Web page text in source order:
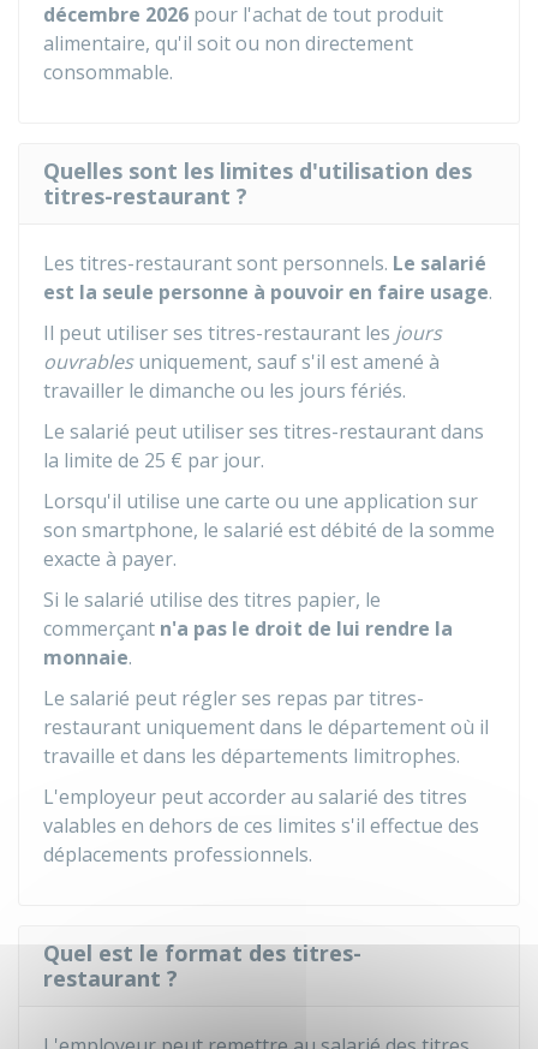
décembre 2026 pour l'achat de tout produit
alimentaire, qu'il soit ou non directement
consommable.
Quelles sont les limites d'utilisation des
titres-restaurant ?
Les titres-restaurant sont personnels. Le salarié
est la seule personne à pouvoir en faire usage.
Il peut utiliser ses titres-restaurant les jours
ouvrablesuniquement, sauf s'il est amené à
travailler le dimanche ou les jours fériés.
Le salarié peut utiliser ses titres-restaurant dans
la limite de 25 € par jour.
Lorsqu'il utilise une carte ou une application sur
son smartphone, le salarié est débité de la somme
exacte à payer.
Si le salarié utilise des titres papier, le
commerçant n'a pas le droit de lui rendre la
monnaie.
Le salarié peut régler ses repas par titres-
restaurant uniquement dans le département où il
travaille et dans les départements limitrophes.
L'employeur peut accorder au salarié des titres
valables en dehors de ces limites s'il effectue des
déplacements professionnels.
Quel est le format des titres-
restaurant ?